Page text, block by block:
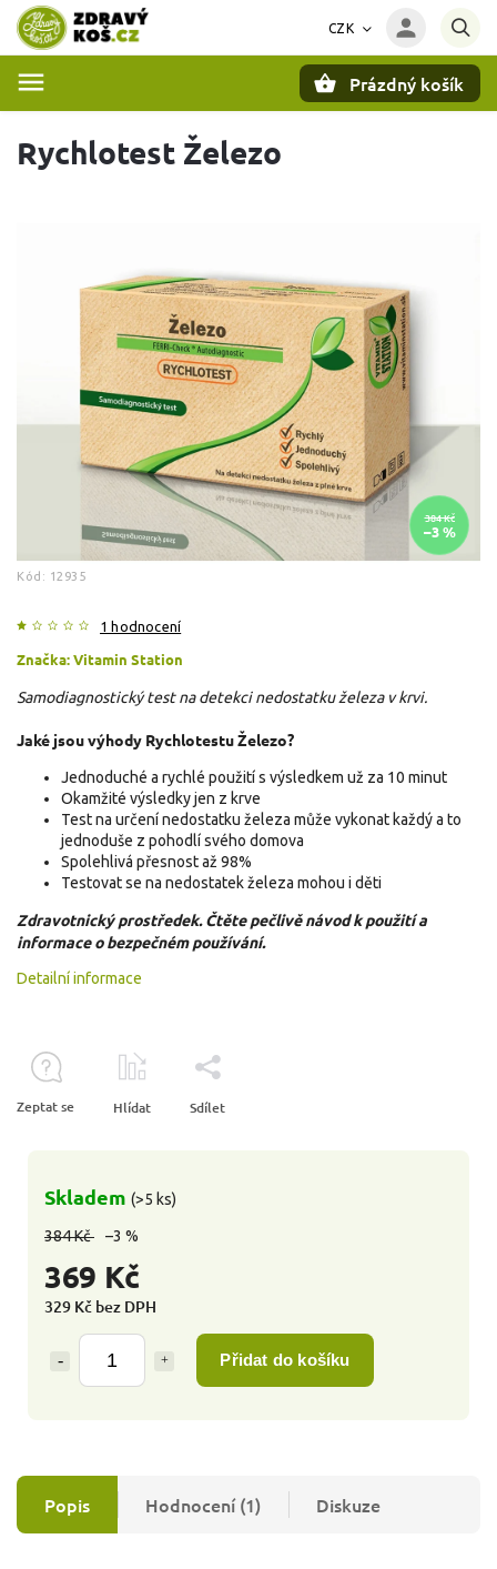
CZK
Prázdný košík
Rychlotest Železo
384 Kč
–3 %
Kód: 12935
1 hodnocení
Značka:Vitamin Station
384 Kč –3 %
369 Kč
329 Kč bez DPH
Přidat do košíku
Skladem (>5 ks)
Samodiagnostický test na detekci nedostatku železa v krvi.
Jaké jsou výhody Rychlotestu Železo?
Jednoduché a rychlé použití s výsledkem už za 10 minut
Okamžité výsledky jen z krve
Test na určení nedostatku železa může vykonat každý a to
jednoduše z pohodlí svého domova
Spolehlivá přesnost až 98%
Testovat se na nedostatek železa mohou i děti
Zdravotnický prostředek. Čtěte pečlivě návod k použití a
informace o bezpečném používání.
Detailní informace
Zeptat se Hlídat Sdílet
Popis Hodnocení (1) Diskuze